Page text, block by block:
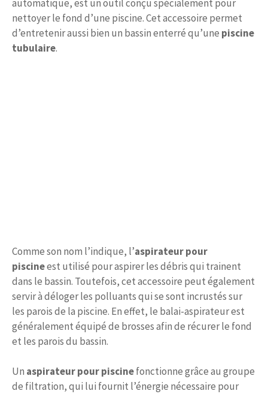
automatique, est un outil conçu spécialement pour
nettoyer le fond d’une piscine. Cet accessoire permet
d’entretenir aussi bien un bassin enterré qu’une piscine
tubulaire.
Comme son nom l’indique, l’aspirateur pour
piscineest utilisé pour aspirer les débris qui trainent
dans le bassin. Toutefois, cet accessoire peut également
servir à déloger les polluants qui se sont incrustés sur
les parois de la piscine. En effet, le balai-aspirateur est
généralement équipé de brosses afin de récurer le fond
et les parois du bassin.
Un aspirateur pour piscinefonctionne grâce au groupe
de filtration, qui lui fournit l’énergie nécessaire pour